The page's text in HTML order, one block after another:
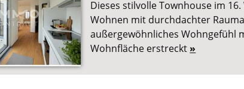
Dieses stilvolle Townhouse im
Wohnen mit durchdachter
außergewöhnliches Wohngefühl
Wohnfläche erstreckt »